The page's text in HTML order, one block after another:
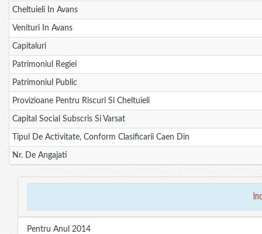
Cheltuieli In Avans
Venituri In Avans
Capitaluri
Patrimoniul Regiei
Patrimoniul Public
Provizioane Pentru Riscuri Si Cheltuieli
Capital Social Subscris Si Varsat
Tipul De Activitate, Conform Clasificarii Caen Din
Nr. De Angajati
Pentru Anul 2014